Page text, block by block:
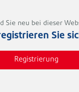
Sie neu bei dieser
Sie
Registrierung